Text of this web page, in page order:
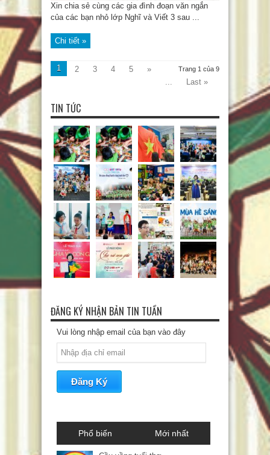
Xin chia sẻ cùng các gia đình đoạn văn ngắn
của các bạn nhỏ lớp Nghĩ và Viết 3 sau ...
Chi tiết »
Trang 1 của 9
1 2 3 4 5
»
...
Last »
TIN TỨC
ĐĂNG KÝ NHẬN BẢN TIN TUẦN
Vui lòng nhập email của bạn vào đây
Phổ biến Mới nhất